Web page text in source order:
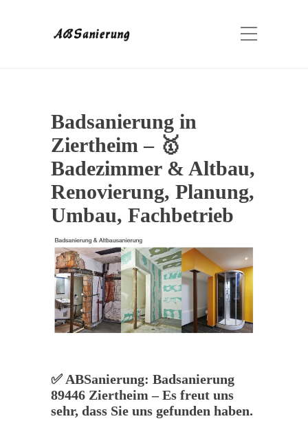
Badsanierung in
Ziertheim – 🥇
Badezimmer & Altbau,
Renovierung, Planung,
Umbau, Fachbetrieb
✅ ABSanierung: Badsanierung
89446 Ziertheim – Es freut uns
sehr, dass Sie uns gefunden haben.